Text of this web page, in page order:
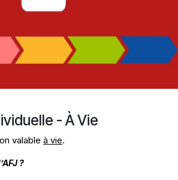
- À Vie
valable à vie.
?